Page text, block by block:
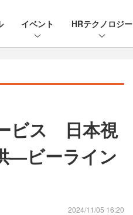
イベント HRテクノロジー
ビス 日本視
—ビーライン
2024/11/05 16:20